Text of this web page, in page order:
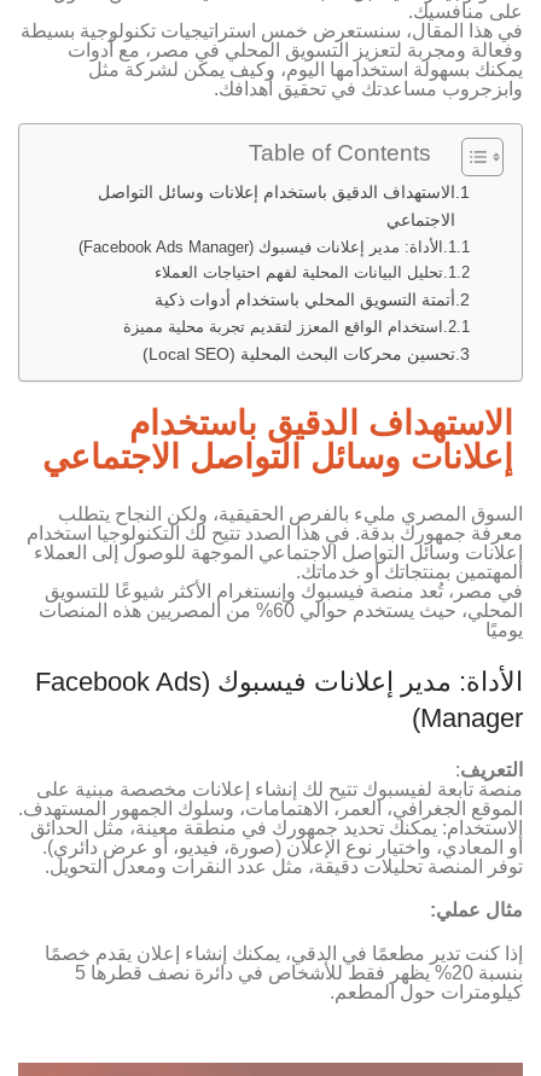
على منافسيك.
في هذا المقال، سنستعرض خمس استراتيجيات تكنولوجية بسيطة
وفعالة ومجربة لتعزيز التسويق المحلي في مصر، مع أدوات
يمكنك بسهولة استخدامها اليوم، وكيف يمكن لشركة مثل
وابزجروب مساعدتك في تحقيق أهدافك.
Table of Contents
الاستهداف الدقيق باستخدام إعلانات وسائل التواصل
الاجتماعي
الأداة: مدير إعلانات فيسبوك (Facebook Ads Manager)
تحليل البيانات المحلية لفهم احتياجات العملاء
أتمتة التسويق المحلي باستخدام أدوات ذكية
استخدام الواقع المعزز لتقديم تجربة محلية مميزة
تحسين محركات البحث المحلية (Local SEO)
الاستهداف الدقيق باستخدام
إعلانات وسائل التواصل الاجتماعي
السوق المصري مليء بالفرص الحقيقية، ولكن النجاح يتطلب
معرفة جمهورك بدقة. في هذا الصدد تتيح لك التكنولوجيا استخدام
إعلانات وسائل التواصل الاجتماعي الموجهة للوصول إلى العملاء
المهتمين بمنتجاتك أو خدماتك.
في مصر، تُعد منصة فيسبوك وإنستغرام الأكثر شيوعًا للتسويق
المحلي، حيث يستخدم حوالي 60% من المصريين هذه المنصات
يوميًا
الأداة: مدير إعلانات فيسبوك (Facebook Ads
Manager)
التعريف:
منصة تابعة لفيسبوك تتيح لك إنشاء إعلانات مخصصة مبنية على
الموقع الجغرافي، العمر، الاهتمامات، وسلوك الجمهور المستهدف.
الاستخدام: يمكنك تحديد جمهورك في منطقة معينة، مثل الحدائق
أو المعادي، واختيار نوع الإعلان (صورة، فيديو، أو عرض دائري).
توفر المنصة تحليلات دقيقة، مثل عدد النقرات ومعدل التحويل.
مثال عملي:
إذا كنت تدير مطعمًا في الدقي، يمكنك إنشاء إعلان يقدم خصمًا
بنسبة 20% يظهر فقط للأشخاص في دائرة نصف قطرها 5
كيلومترات حول المطعم.